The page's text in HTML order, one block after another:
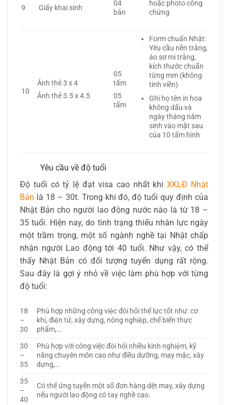
9 Giấy khai sinh
04
bản
hoặc photo công
chứng
10
Ảnh thẻ 3 x 4
Ảnh thẻ 3.5 x 4.5
05
tấm
05
tấm
Form chuẩn Nhật:
Yêu cầu nền trắng,
áo sơ mi trắng,
kích thước chuẩn
từng mm (không
tính viền)
Ghi họ tên in hoa
không dấu và
ngày tháng năm
sinh vào mặt sau
của 10 tấm hình
Yêu cầu về độ tuổi
Độ tuổi có tỷ lệ đạt visa cao nhất khiXKLĐ Nhật
Bản là 18 – 30t. Trong khi đó, độ tuổi quy định của
Nhật Bản cho người lao động nước nào là từ 18 –
35 tuổi. Hiện nay, do tình trạng thiếu nhân lực ngày
một trầm trọng, một số ngành nghề tại Nhật chấp
nhận người Lao động tới 40 tuổi. Như vậy, có thể
thấy Nhật Bản có đối tượng tuyển dụng rất rộng.
Sau đây là gợi ý nhỏ về việc làm phù hợp với từng
độ tuổi:
18
–
30
Phù hợp những công việc đòi hỏi thể lực tốt như: cơ
khí, điện tử, xây dựng, nông nghiệp, chế biến thực
phẩm,…
30
–
35
Phù hợp với công việc đòi hỏi nhiều kinh nghiệm, kỹ
năng chuyên môn cao như điều dưỡng, may mặc, xây
dựng,…
35
–
40
Có thể ứng tuyển một số đơn hàng dệt may, xây dựng
nếu người lao động có tay nghề cao.